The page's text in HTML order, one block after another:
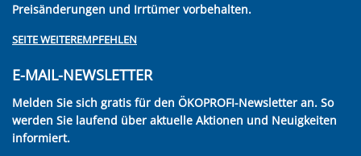
Preisänderungen und Irrtümer vorbehalten.
SEITE WEITEREMPFEHLEN
E-MAIL-NEWSLETTER
Melden Sie sich gratis für den ÖKOPROFI-Newsletter an. So
werden Sie laufend über aktuelle Aktionen und Neuigkeiten
informiert.